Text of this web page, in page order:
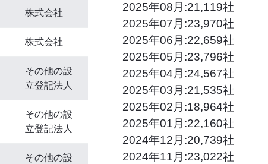
株式会社
株式会社
その他の設
立登記法人
その他の設
立登記法人
その他の設
2025年08月:21,119社
2025年07月:23,970社
2025年06月:22,659社
2025年05月:23,796社
2025年04月:24,567社
2025年03月:21,535社
2025年02月:18,964社
2025年01月:22,160社
2024年12月:20,739社
2024年11月:23,022社